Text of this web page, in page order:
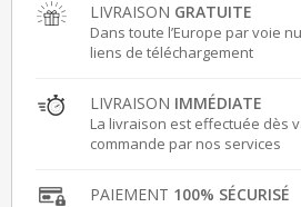
LIVRAISON GRATUITE
Dans toute l’Europe par voie
liens de téléchargement
LIVRAISON IMMÉDIATE
La livraison est effectuée dès
commande par nos services
PAIEMENT 100% SÉCURISÉ